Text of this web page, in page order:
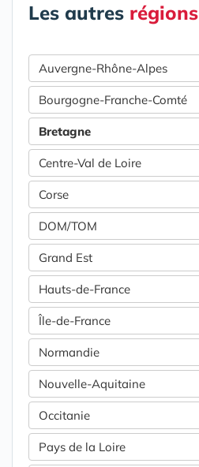
Les autres régions
Auvergne-Rhône-Alpes
Bourgogne-Franche-Comté
Bretagne
Centre-Val de Loire
Corse
DOM/TOM
Grand Est
Hauts-de-France
Île-de-France
Normandie
Nouvelle-Aquitaine
Occitanie
Pays de la Loire